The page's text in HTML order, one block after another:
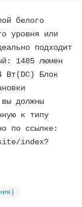
белого
уровня или
подходит
1485 люмен
Вт(DC) Блок
должны
к типу
по ссылке:
index?